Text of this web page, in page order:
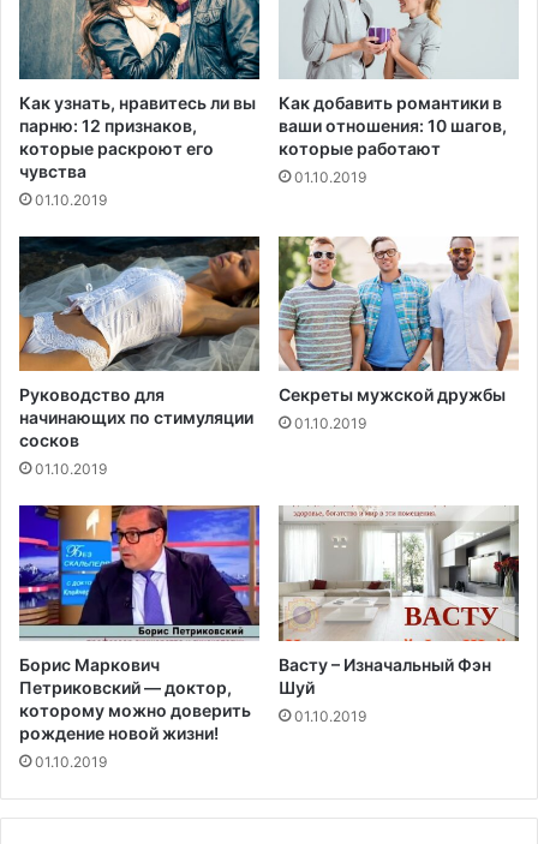
Как узнать, нравитесь ли вы
парню: 12 признаков,
которые раскроют его
чувства
01.10.2019
Как добавить романтики в
ваши отношения: 10 шагов,
которые работают
01.10.2019
Руководство для
начинающих по стимуляции
сосков
01.10.2019
Секреты мужской дружбы
01.10.2019
Борис Маркович
Петриковский — доктор,
которому можно доверить
рождение новой жизни!
01.10.2019
Васту – Изначальный Фэн
Шуй
01.10.2019